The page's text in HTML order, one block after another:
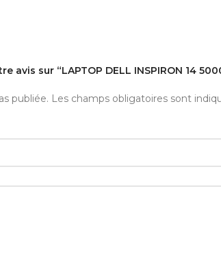
avis sur “LAPTOP DELL INSPIRON 14
publiée. Les champs obligatoires sont